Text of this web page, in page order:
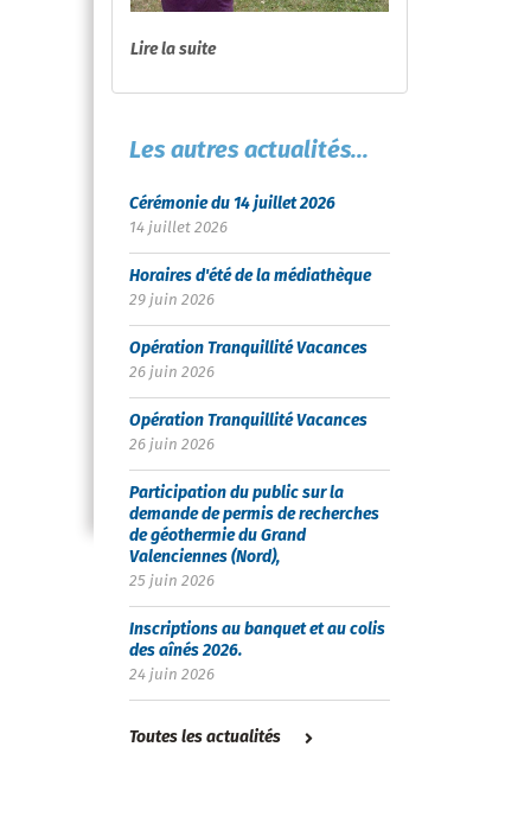
Lire la suite
Les autres actualités...
Cérémonie du 14 juillet 2026
14 juillet 2026
Horaires d'été de la médiathèque
29 juin 2026
Opération Tranquillité Vacances
26 juin 2026
Opération Tranquillité Vacances
26 juin 2026
Participation du public sur la
demande de permis de recherches
de géothermie du Grand
Valenciennes (Nord),
25 juin 2026
Inscriptions au banquet et au colis
des aînés 2026.
24 juin 2026
Toutes les actualités